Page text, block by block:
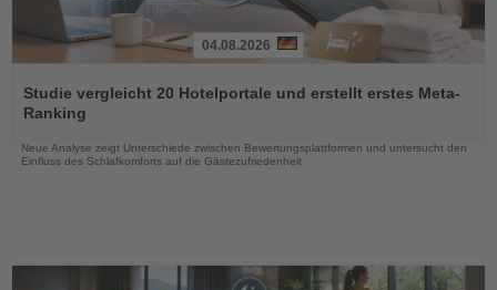
Sie
die
Nachrichten
04.08.2026
Studie vergleicht 20 Hotelportale und erstellt erstes Meta-
Ranking
Neue Analyse zeigt Unterschiede zwischen Bewertungsplattformen und untersucht den
Einfluss des Schlafkomforts auf die Gästezufriedenheit